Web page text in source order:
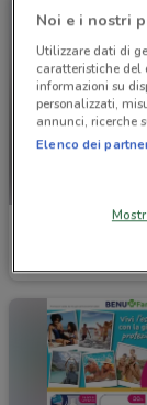
Noi e i nostri
Utilizzare dati di
caratteristiche del
informazioni su
personalizzati,
annunci, ricerche
Elenco dei